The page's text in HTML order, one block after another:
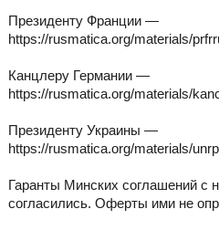
Президенту Франции —
https://rusmatica.org/materials/
Канцлеру Германии —
https://rusmatica.org/materials/
Президенту Украины —
https://rusmatica.org/materials/
Гаранты Минских соглашений с
согласились. Оферты ими не